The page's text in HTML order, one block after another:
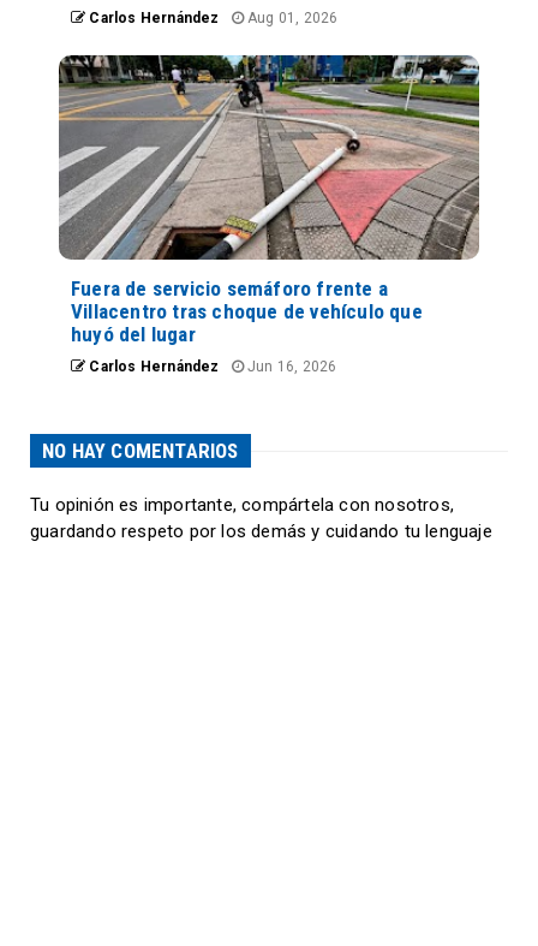
Carlos Hernández Aug 01, 2026
Fuera de servicio semáforo frente a
Villacentro tras choque de vehículo que
huyó del lugar
Carlos Hernández Jun 16, 2026
NO HAY COMENTARIOS
Tu opinión es importante, compártela con nosotros,
guardando respeto por los demás y cuidando tu lenguaje